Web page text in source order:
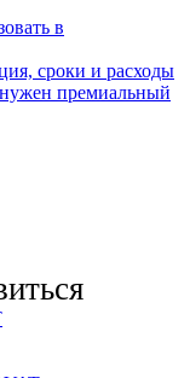
в
сроки и расходы
премиальный